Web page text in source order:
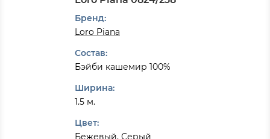
Бренд:
Loro Piana
Состав:
Бэйби кашемир 100%
Ширина:
1.5 м.
Цвет:
Бежевый, Серый